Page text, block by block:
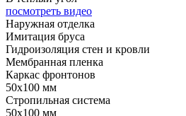
посмотреть видео
Наружная отделка
Имитация бруса
Гидроизоляция стен и кровли
Мембранная пленка
Каркас фронтонов
50х100 мм
Стропильная система
50х100 мм